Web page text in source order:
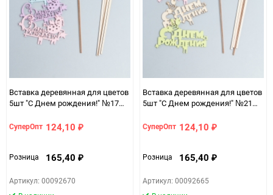
Вставка деревянная для цветов
5шт "С Днем рождения!" №17
СуперОпт 124,10 ₽
Розница 165,40 ₽
Артикул: 00092670
Вставка деревянная для цветов
5шт "С Днем рождения!" №21
СуперОпт 124,10 ₽
Розница 165,40 ₽
Артикул: 00092665